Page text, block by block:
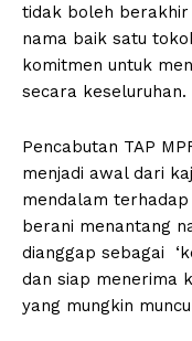
tidak boleh berakhir
nama baik satu
komitmen untuk
secara keseluruhan.
Pencabutan TAP
menjadi awal dari
mendalam
berani menantang
dianggap sebagai
dan siap menerima
yang mungkin